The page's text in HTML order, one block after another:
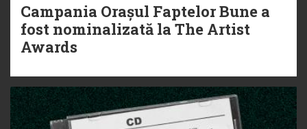
Campania Orașul Faptelor Bune a
fost nominalizată la The Artist
Awards